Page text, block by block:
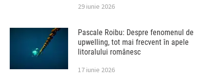
29 iunie 2026
Pascale Roibu: Despre fenomenul de
upwelling, tot mai frecvent în apele
litoralului românesc
17 iunie 2026